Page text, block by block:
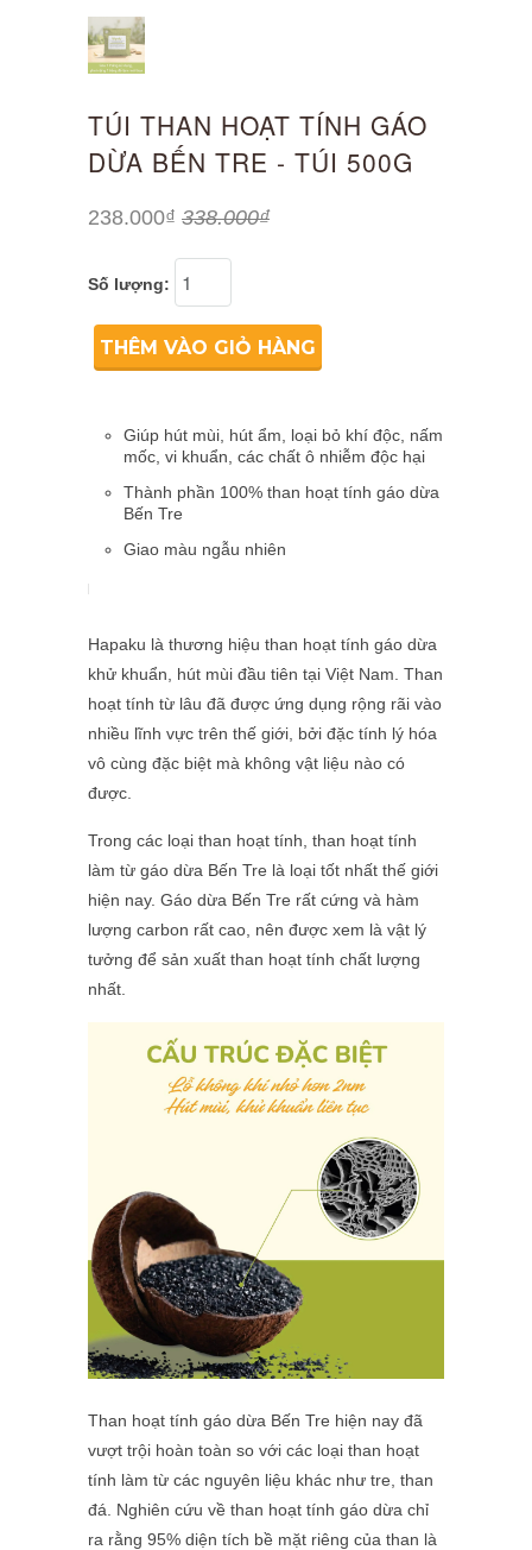
TÚI THAN HOẠT TÍNH GÁO
DỪA BẾN TRE - TÚI 500G
238.000₫ 338.000₫
Số lượng:
THÊM VÀO GIỎ HÀNG
Giúp hút mùi, hút ẩm, loại bỏ khí độc, nấm
mốc, vi khuẩn, các chất ô nhiễm độc hại
Thành phần 100% than hoạt tính gáo dừa
Bến Tre
Giao màu ngẫu nhiên
Hapaku là thương hiệu than hoạt tính gáo dừa
khử khuẩn, hút mùi đầu tiên tại Việt Nam. Than
hoạt tính từ lâu đã được ứng dụng rộng rãi vào
nhiều lĩnh vực trên thế giới, bởi đặc tính lý hóa
vô cùng đặc biệt mà không vật liệu nào có
được.
Trong các loại than hoạt tính, than hoạt tính
làm từ gáo dừa Bến Tre là loại tốt nhất thế giới
hiện nay. Gáo dừa Bến Tre rất cứng và hàm
lượng carbon rất cao, nên được xem là vật lý
tưởng để sản xuất than hoạt tính chất lượng
nhất.
Than hoạt tính gáo dừa Bến Tre hiện nay đã
vượt trội hoàn toàn so với các loại than hoạt
tính làm từ các nguyên liệu khác như tre, than
đá. Nghiên cứu về than hoạt tính gáo dừa chỉ
ra rằng 95% diện tích bề mặt riêng của than là